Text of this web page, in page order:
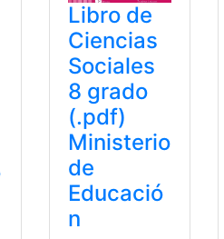
Libro de
Ciencias
Sociales
8 grado
(.pdf)
Ministerio
de
Educació
n